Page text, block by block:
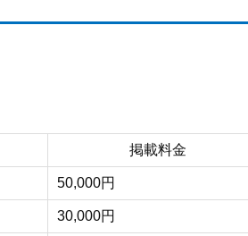
掲載料金
50,000円
30,000円